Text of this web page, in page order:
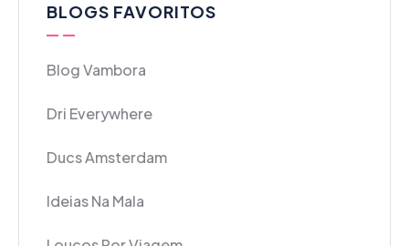
BLOGS FAVORITOS
Blog Vambora
Dri Everywhere
Ducs Amsterdam
Ideias Na Mala